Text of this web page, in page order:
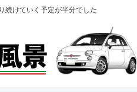
続けていく予定が半分でした